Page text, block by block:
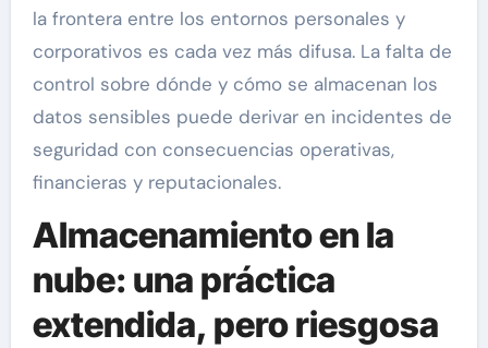
la frontera entre los entornos personales y
corporativos es cada vez más difusa. La falta de
control sobre dónde y cómo se almacenan los
datos sensibles puede derivar en incidentes de
seguridad con consecuencias operativas,
financieras y reputacionales.
Almacenamiento en la
nube: una práctica
extendida, pero riesgosa